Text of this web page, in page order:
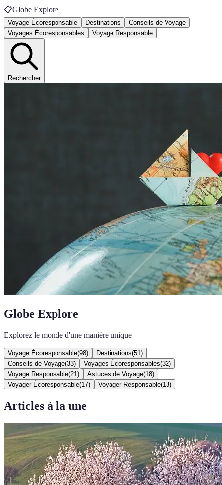
📋Globe Explore
Voyage Écoresponsable Destinations
Conseils de Voyage
Voyages Écoresponsables
Voyage Responsable
Rechercher
Globe Explore
Explorez le monde d'une manière unique
Voyage Écoresponsable(98) Destinations(51 )
Conseils de Voyage(33) Voyages Écoresponsables(32)
Voyage Responsable(21 ) Astuces de Voyage(18)
Voyager Écoresponsable(17) Voyager Responsable(13)
Articles à la une